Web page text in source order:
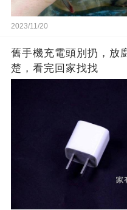
2023/11/20
舊手機充電頭別扔，放
楚，看完回家找找